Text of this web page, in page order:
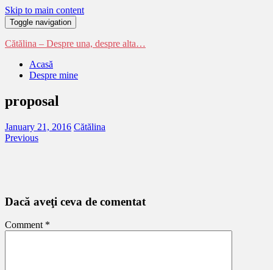
Skip to main content
Toggle navigation
Cătălina – Despre una, despre alta…
Acasă
Despre mine
proposal
January 21, 2016 Cătălina
Previous
Dacă aveţi ceva de comentat
Comment *